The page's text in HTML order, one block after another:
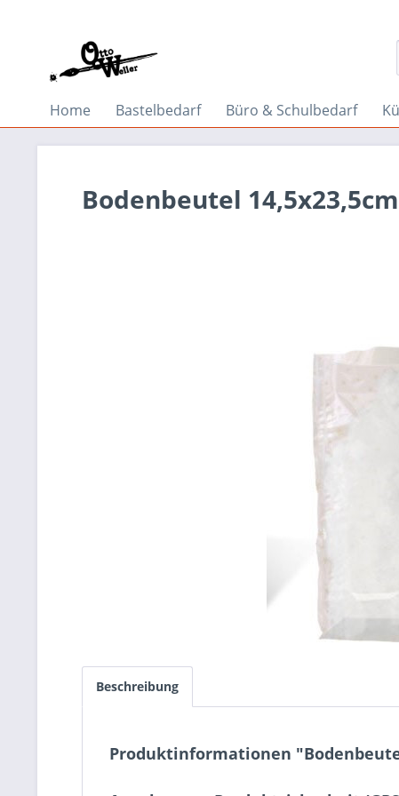
Home Bastelbedarf Büro & Schulbedarf
Bodenbeutel
Beschreibung
Produktinformationen